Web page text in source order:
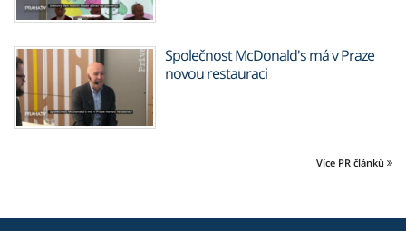
Společnost McDonald's má v Praze
novou restauraci
Více PR článků